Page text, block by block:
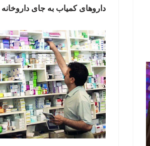
داروهای کمیاب به جای